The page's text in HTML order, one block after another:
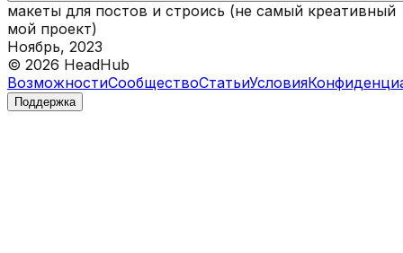
макеты для постов и строись (не самый креативный
мой проект)
Ноябрь, 2023
© 2026 HeadHub
ВозможностиСообществоСтатьиУсловия
Поддержка